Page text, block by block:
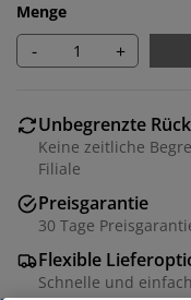
Menge
- +
Unbegrenzte
Keine zeitliche
Filiale
Preisgarantie
30 Tage
Flexible
Schnelle und